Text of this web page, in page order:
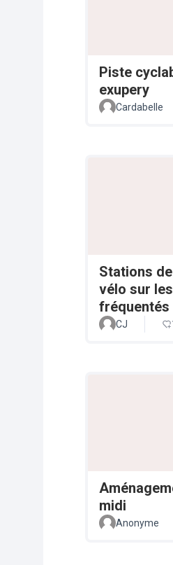
Piste
exupery
Cardabelle
Stations
vélo sur
fréquentés
CJ
midi
Anonyme